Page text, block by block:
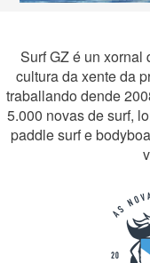
Surf GZ é un xornal
cultura da xente da
traballando dende
5.000 novas de surf,
paddle surf e